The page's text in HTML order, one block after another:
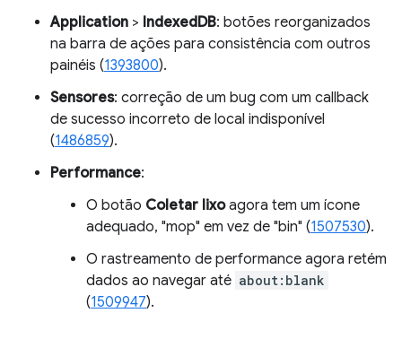
Application > IndexedDB: botões reorganizados
na barra de ações para consistência com outros
painéis (1393800).
Sensores: correção de um bug com um callback
de sucesso incorreto de local indisponível
(1486859).
Performance:
O botão Coletar lixoagora tem um ícone
adequado, "mop" em vez de "bin" (1507530).
O rastreamento de performance agora retém
dados ao navegar até about:blank
(1509947).